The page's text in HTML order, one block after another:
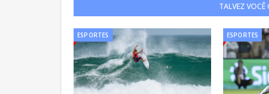
TALVEZ VOCÊ
ESPORTES ESPORTES